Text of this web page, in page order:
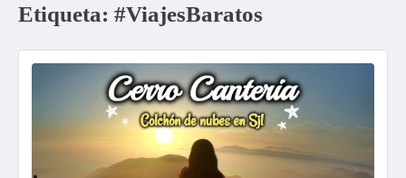
Etiqueta: #ViajesBaratos